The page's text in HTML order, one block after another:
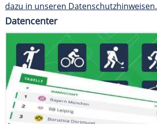
dazu in unseren Datenschutzhinweisen.
Datencenter